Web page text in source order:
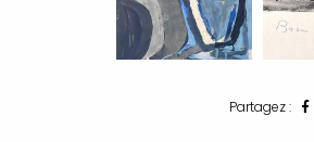
Partagez :